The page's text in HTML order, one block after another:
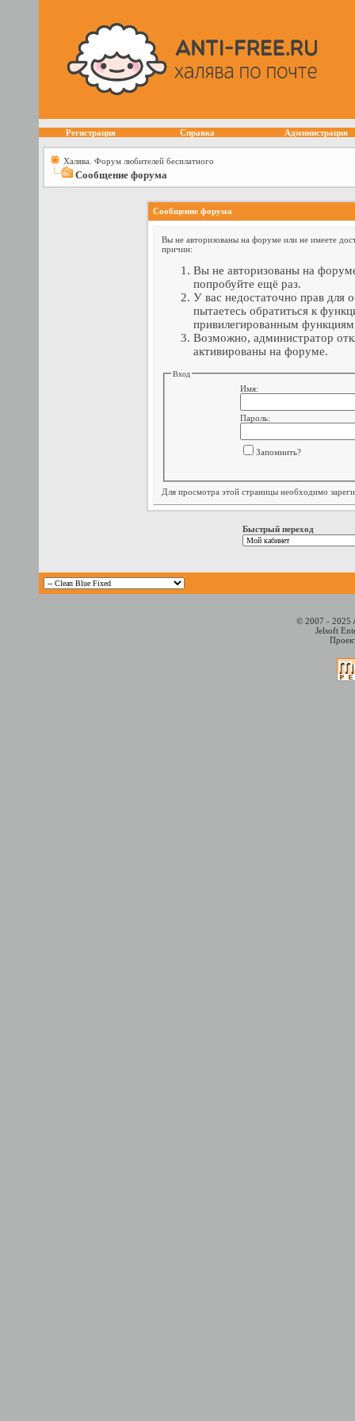
Регистрация Справка Администрация
Халява. Форум любителей бесплатного
Сообщение форума
Сообщение форума
Вы не авторизованы на форуме или не имеете
причин:
Вы не авторизованы на
попробуйте ещё раз.
У вас недостаточно прав для
пытаетесь обратиться к
привилегированным
Возможно, администратор
активированы на форуме.
Вход
Имя:
Пароль:
Запомнить?
Для просмотра этой страницы необходимо
Быстрый переход
© 2007 - 2025
Jelsoft